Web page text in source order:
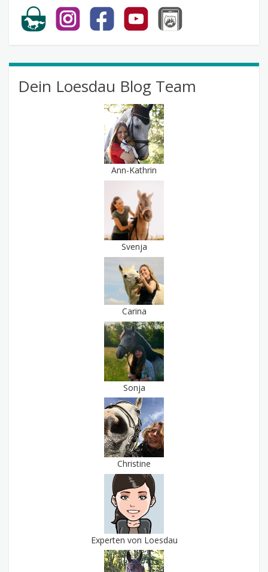
Dein Loesdau Blog Team
Ann-Kathrin
Svenja
Carina
Sonja
Christine
Experten von Loesdau